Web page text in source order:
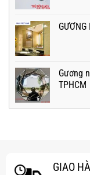
Gương
TPHCM
GIAO